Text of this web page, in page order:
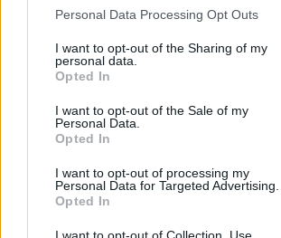
Personal Data Processing Opt Outs
I want to opt-out of the Sharing of my
personal data.
Opted In
I want to opt-out of the Sale of my
Personal Data.
Opted In
I want to opt-out of processing my
Personal Data for Targeted Advertising.
Opted In